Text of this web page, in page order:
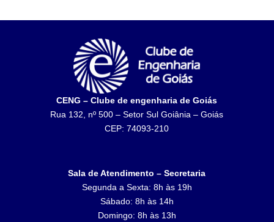
CENG – Clube de engenharia de Goiás
Rua 132, nº 500 – Setor Sul Goiânia – Goiás
CEP: 74093-210
Sala de Atendimento – Secretaria
Segunda a Sexta: 8h às 19h
Sábado: 8h às 14h
Domingo: 8h às 13h